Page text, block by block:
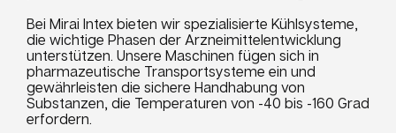
Bei Mirai Intex bieten wir spezialisierte Kühlsysteme,
die wichtige Phasen der Arzneimittelentwicklung
unterstützen. Unsere Maschinen fügen sich in
pharmazeutische Transportsysteme ein und
gewährleisten die sichere Handhabung von
Substanzen, die Temperaturen von -40 bis -160 Grad
erfordern.